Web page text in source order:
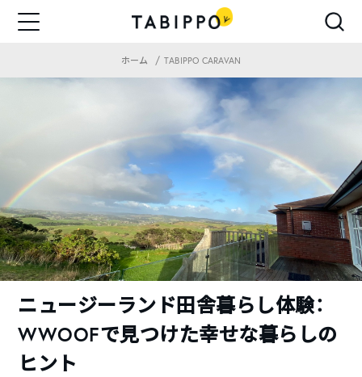
ホーム TABIPPO CARAVAN
ニュージーランド田舎暮らし体験：
WWOOFで見つけた幸せな暮らしの
ヒント